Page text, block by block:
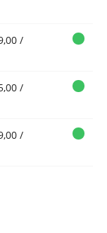
/
/
/